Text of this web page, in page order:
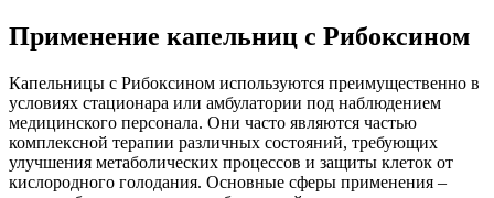
Применение капельниц с Рибоксином
Капельницы с Рибоксином используются преимущественно в
условиях стационара или амбулатории под наблюдением
медицинского персонала. Они часто являются частью
комплексной терапии различных состояний, требующих
улучшения метаболических процессов и защиты клеток от
кислородного голодания. Основные сферы применения –